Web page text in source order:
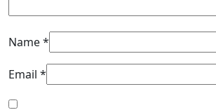
Name*
Email *